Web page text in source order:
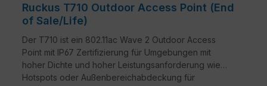
Ruckus T710 Outdoor Access Point (End
of Sale/Life)
Der T710 ist ein 802.11ac Wave 2 Outdoor Access
Point mit IP67 Zertifizierung für Umgebungen mit
hoher Dichte und hoher Leistungsanforderung wie
Hotspots oder Außenbereichabdeckung für